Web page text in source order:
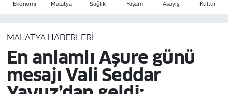
Ekonomi Malatya Sağlık Yaşam Asayiş Kültür
MALATYA HABERLERI
En anlamlı Aşure günü
mesajı Vali Seddar
Resmi İlanlar
Son Dakika Haberleri
Haber Arşivi